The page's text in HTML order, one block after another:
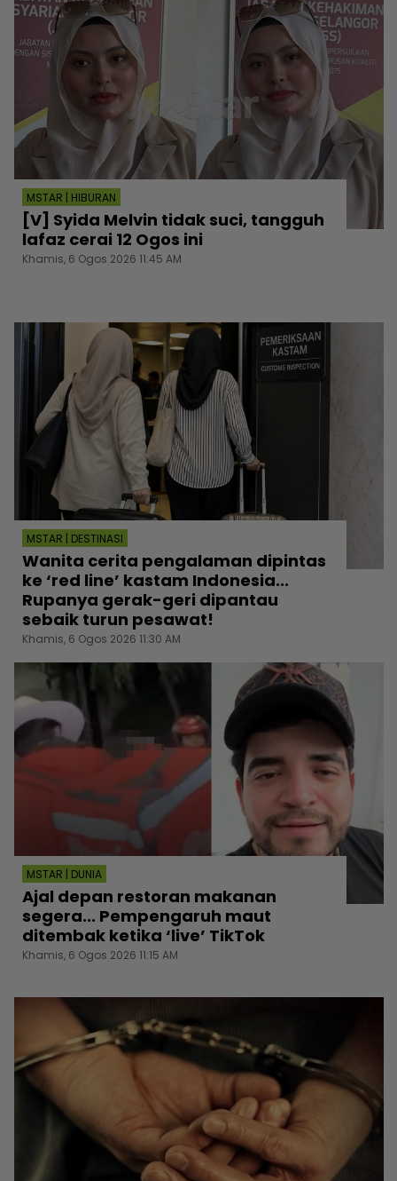
MSTAR | HIBURAN
[V] Syida Melvin tidak suci, tangguh
lafaz cerai 12 Ogos ini
Khamis, 6 Ogos 2026 11:45 AM
MSTAR | DESTINASI
Wanita cerita pengalaman dipintas
ke ‘red line’ kastam Indonesia...
Rupanya gerak-geri dipantau
sebaik turun pesawat!
Khamis, 6 Ogos 2026 11:30 AM
MSTAR | DUNIA
Ajal depan restoran makanan
segera... Pempengaruh maut
ditembak ketika ‘live’ TikTok
Khamis, 6 Ogos 2026 11:15 AM